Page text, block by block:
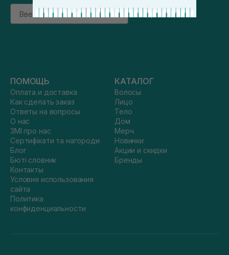
Email
підписатись
ПОМОЩЬ
Оплата и доставка
Как сделать заказ
Ответы на вопросы
О нас
ЗМІ про нас
Сертифікати та нагороди
Блог
Бюті словник
Контакты
Условия использования
сайта
Политика
конфиденциальности
КАТАЛОГ
Волосы
Лицо
Тело
Дом
Мерч
Новинки
Акции и скидки
Бренды